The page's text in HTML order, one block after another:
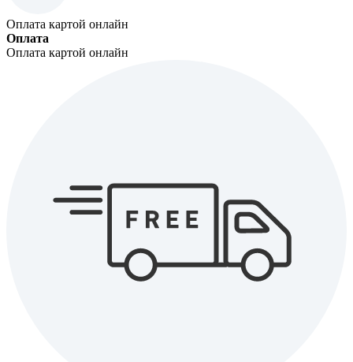
Оплата картой онлайн
Оплата
Оплата картой онлайн